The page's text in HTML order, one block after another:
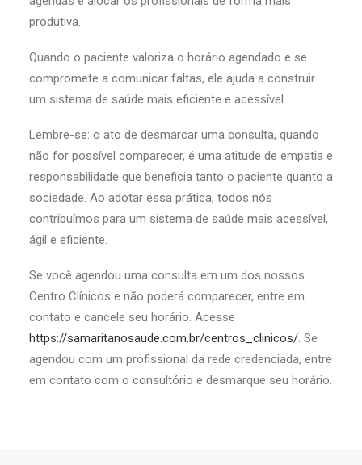
produtiva.
Quando o paciente valoriza o horário agendado e se
compromete a comunicar faltas, ele ajuda a construir
um sistema de saúde mais eficiente e acessível.
Lembre-se: o ato de desmarcar uma consulta, quando
não for possível comparecer, é uma atitude de empatia e
responsabilidade que beneficia tanto o paciente quanto a
sociedade. Ao adotar essa prática, todos nós
contribuímos para um sistema de saúde mais acessível,
ágil e eficiente.
Se você agendou uma consulta em um dos nossos
Centro Clínicos e não poderá comparecer, entre em
contato e cancele seu horário. Acesse
https://samaritanosaude.com.br/centros_clinicos/. Se
agendou com um profissional da rede credenciada, entre
em contato com o consultório e desmarque seu horário.